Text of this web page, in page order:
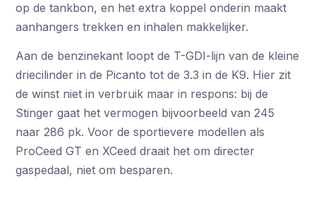
op de tankbon, en het extra koppel onderin maakt
aanhangers trekken en inhalen makkelijker.
Aan de benzinekant loopt de T-GDI-lijn van de kleine
driecilinder in de Picanto tot de 3.3 in de K9. Hier zit
de winst niet in verbruik maar in respons: bij de
Stinger gaat het vermogen bijvoorbeeld van 245
naar 286 pk. Voor de sportievere modellen als
ProCeed GT en XCeed draait het om directer
gaspedaal, niet om besparen.